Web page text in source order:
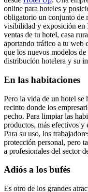
online para hoteles y
obligatorio un conjunto de
visibilidad y exposición en
ventas de tu hotel, casa
aportando tráfico a tu web
que los nuevos modelos
distribución hotelera y su
En las habitaciones
Pero la vida de un hotel se
recinto donde los
pecho. Para limpiar las
productos, más efectivos y
Para su uso, los
protección personal, pero
a profesionales del sector
Adiós a los bufés
Es otro de los grandes